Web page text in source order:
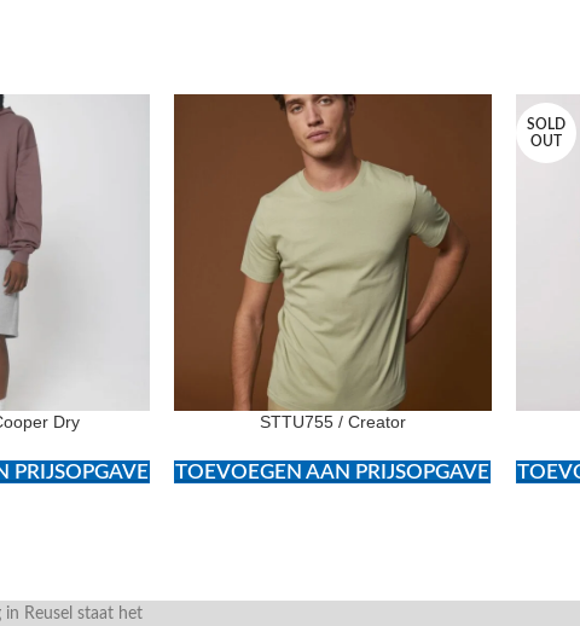
Dry
PRIJSOPGAVE
STTU755 / Creator
TOEVOEGEN AAN PRIJSOPGAVE
SOLD
OUT
Reusel staat het